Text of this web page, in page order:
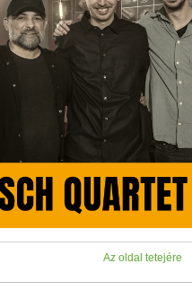
Az oldal tetejére